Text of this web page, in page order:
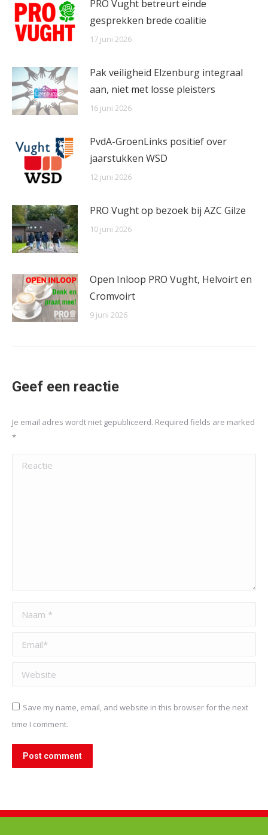
PRO Vught betreurt einde
gesprekken brede coalitie
17 juni 2026
Pak veiligheid Elzenburg integraal
aan, niet met losse pleisters
16 juni 2026
PvdA-GroenLinks positief over
jaarstukken WSD
12 juni 2026
PRO Vught op bezoek bij AZC Gilze
10 juni 2026
Open Inloop PRO Vught, Helvoirt en
Cromvoirt
9 juni 2026
Geef een reactie
Je email adres wordt niet gepubliceerd. Required fields are marked
*
Reactie
Naam *
Email *
Website
Save my name, email, and website in this browser for the next
time I comment.
Post comment